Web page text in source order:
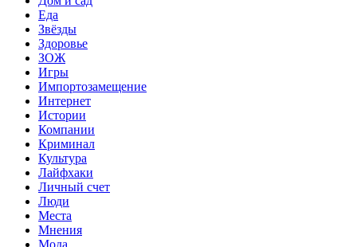
Еда
Звёзды
Здоровье
ЗОЖ
Игры
Импортозамещение
Интернет
Истории
Компании
Криминал
Культура
Лайфхаки
Личный счет
Люди
Места
Мнения